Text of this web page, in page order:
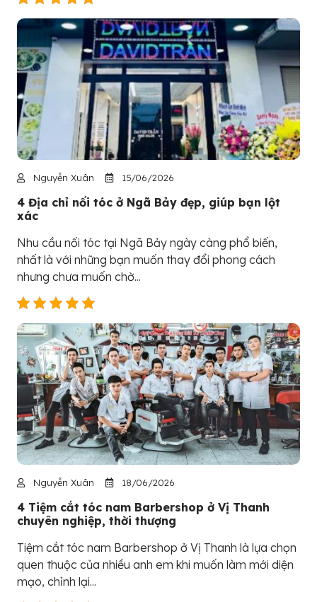
Nguyễn Xuân 15/06/2026
4 Địa chỉ nối tóc ở Ngã Bảy đẹp, giúp bạn lột
xác
Nhu cầu nối tóc tại Ngã Bảy ngày càng phổ biến,
nhất là với những bạn muốn thay đổi phong cách
nhưng chưa muốn chờ...
Nguyễn Xuân 18/06/2026
4 Tiệm cắt tóc nam Barbershop ở Vị Thanh
chuyên nghiệp, thời thượng
Tiệm cắt tóc nam Barbershop ở Vị Thanh là lựa chọn
quen thuộc của nhiều anh em khi muốn làm mới diện
mạo, chỉnh lại...